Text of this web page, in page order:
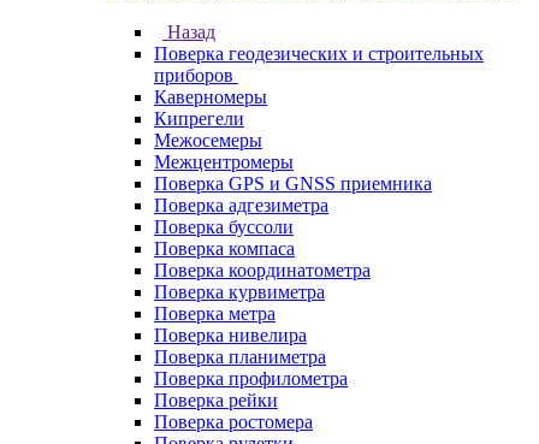
Назад
Поверка геодезических и строительных
приборов
Каверномеры
Кипрегели
Межосемеры
Межцентромеры
Поверка GPS и GNSS приемника
Поверка адгезиметра
Поверка буссоли
Поверка компаса
Поверка координатометра
Поверка курвиметра
Поверка метра
Поверка нивелира
Поверка планиметра
Поверка профилометра
Поверка рейки
Поверка ростомера